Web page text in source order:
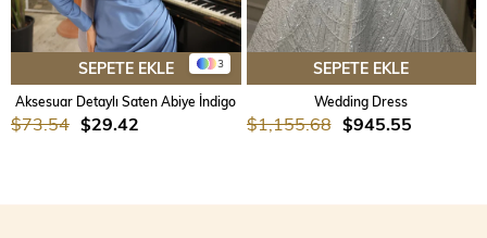
3
SEPETE EKLE
Aksesuar Detaylı Saten Abiye İndigo
$29.42
$73.54
SEPETE EKLE
Wedding Dress
$945.55
$1,155.68